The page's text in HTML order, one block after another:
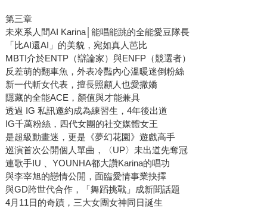
第三章
未來系人間AI Karina│能唱能跳的全能愛豆隊長
「比AI還AI」的美貌，宛如真人芭比
MBTI介於ENTP（辯論家）與ENFP（競選者）
反差萌的翻車魚，外表冷豔內心溫暖迷倒粉絲
新一代斬女代表，擅長照顧人也愛撒嬌
隱藏的全能ACE，顏值與才能兼具
透過 IG 私訊邀約成為練習生，4年後出道
IG千萬粉絲，四代女團的社交媒體女王
是超級動畫迷，更是《夢幻花園》遊戲高手
巡演首次公開個人單曲，〈UP〉未出道先奪冠
連歌手IU 、YOUNHA都大讚Karina的唱功
與李宰旭的戀情公開，面臨愛情事業抉擇
與GD跨世代合作，「舞蹈挑戰」成新聞話題
4月11日的奇蹟，三大女團女神同日誕生